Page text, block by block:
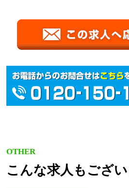
OTHER
こんな求人もござい